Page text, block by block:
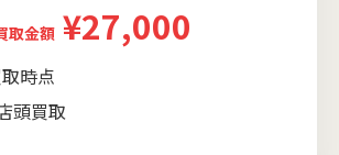
取金額 ¥27,000
時点
頭買取